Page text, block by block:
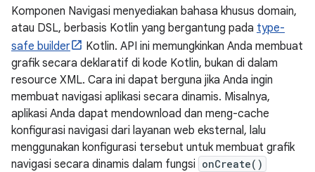
Komponen Navigasi menyediakan bahasa khusus domain,
atau DSL, berbasis Kotlin yang bergantung pada type-
safe builder
Kotlin. API ini memungkinkan Anda membuat
grafik secara deklaratif di kode Kotlin, bukan di dalam
resource XML. Cara ini dapat berguna jika Anda ingin
membuat navigasi aplikasi secara dinamis. Misalnya,
aplikasi Anda dapat mendownload dan meng-cache
konfigurasi navigasi dari layanan web eksternal, lalu
menggunakan konfigurasi tersebut untuk membuat grafik
navigasi secara dinamis dalam fungsi onCreate()